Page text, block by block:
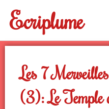
contenu
Ecriplume
Les 7
(3): Le